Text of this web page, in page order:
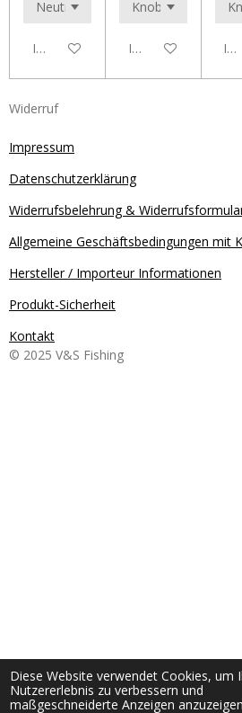
Diese Website verwendet Cookies, um
Nutzererlebnis zu verbessern und
maßgeschneiderte Anzeigen
In den WarenkorbIn den WarenkorbIn
Widerruf
Impressum
Datenschutzerklärung
Widerrufsbelehrung &
Allgemeine Geschäftsbedingungen mit
Hersteller / Importeur Informationen
Produkt-Sicherheit
Kontakt
© 2025 V&S Fishing